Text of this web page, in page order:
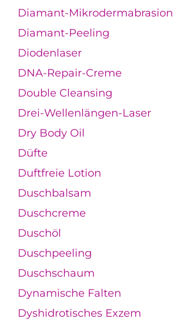
Diamant-Mikrodermabrasion
Diamant-Peeling
Diodenlaser
DNA-Repair-Creme
Double Cleansing
Drei-Wellenlängen-Laser
Dry Body Oil
Düfte
Duftfreie Lotion
Duschbalsam
Duschcreme
Duschöl
Duschpeeling
Duschschaum
Dynamische Falten
Dyshidrotisches Exzem